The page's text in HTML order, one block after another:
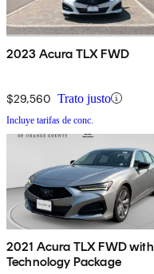
2023 Acura TLX FWD
$29,560 Trato justo
Incluye tarifas de conc.
2021 Acura TLX FWD with
Technology Package